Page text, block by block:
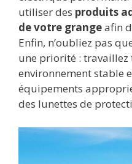
utiliser des produits
de votre grangeafin
Enfin, n’oubliez pas
une priorité :
environnement stable
équipements
des lunettes de